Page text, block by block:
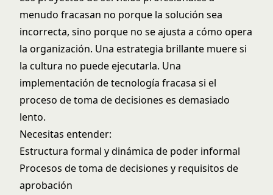
menudo fracasan no porque la solución sea
incorrecta, sino porque no se ajusta a cómo opera
la organización. Una estrategia brillante muere si
la cultura no puede ejecutarla. Una
implementación de tecnología fracasa si el
proceso de toma de decisiones es demasiado
lento.
Necesitas entender:
Estructura formal y dinámica de poder informal
Procesos de toma de decisiones y requisitos de
aprobación